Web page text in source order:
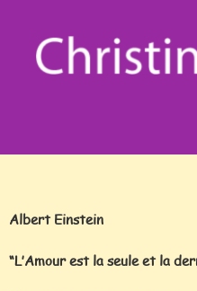
Albert Einstein
“L’Amour est la seule et la